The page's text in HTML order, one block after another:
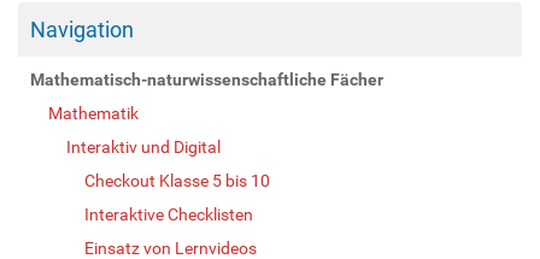
Navigation
Mathematisch-naturwissenschaftliche Fächer
Mathematik
Interaktiv und Digital
Checkout Klasse 5 bis 10
Interaktive Checklisten
Einsatz von Lernvideos